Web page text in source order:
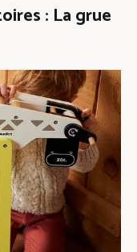
: La grue